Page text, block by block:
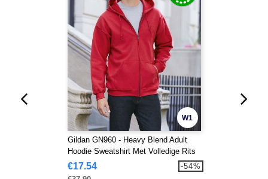
W1
Gildan GN960 - Heavy Blend Adult
Hoodie Sweatshirt Met Volledige Rits
€17.54 -54%